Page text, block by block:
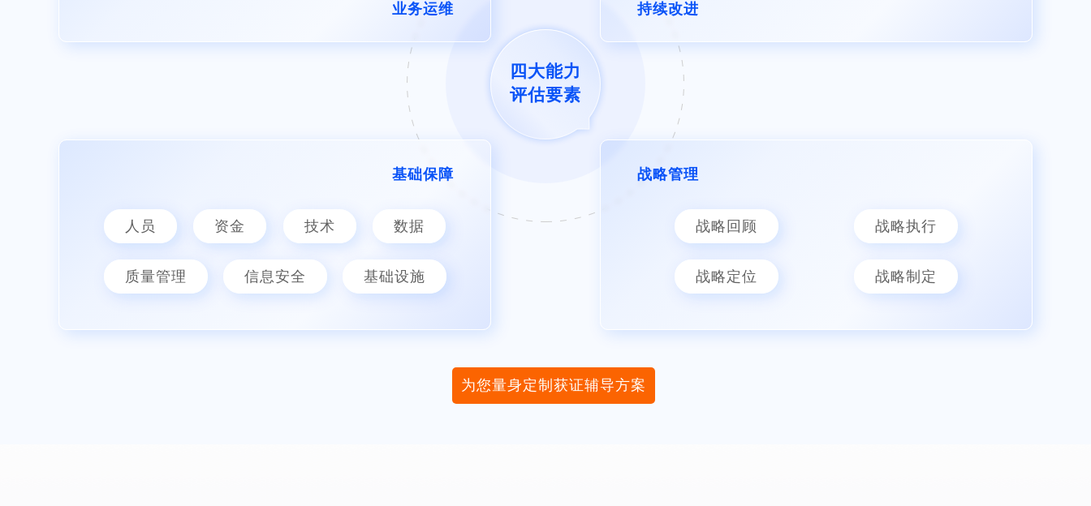
业务运维 持续改进
四大能力
评估要素
基础保障
人员 资金 技术 数据
质量管理 信息安全 基础设施
战略管理
战略回顾 战略执行
战略定位 战略制定
为您量身定制获证辅导方案